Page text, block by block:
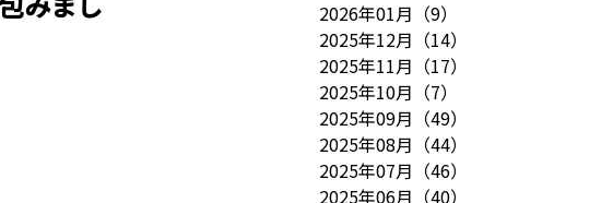
2026年01月 （9）
2025年12月 （14）
2025年11月 （17）
2025年10月 （7）
2025年09月 （49）
2025年08月 （44）
2025年07月 （46）
2025年06月 （40）